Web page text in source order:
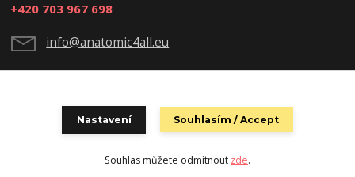
+420 703 967 698
info@anatomic4all.eu
Vytvořeno na Eshop-rychle.cz
Nastavení Souhlasím / Accept
Souhlas můžete odmítnout zde.